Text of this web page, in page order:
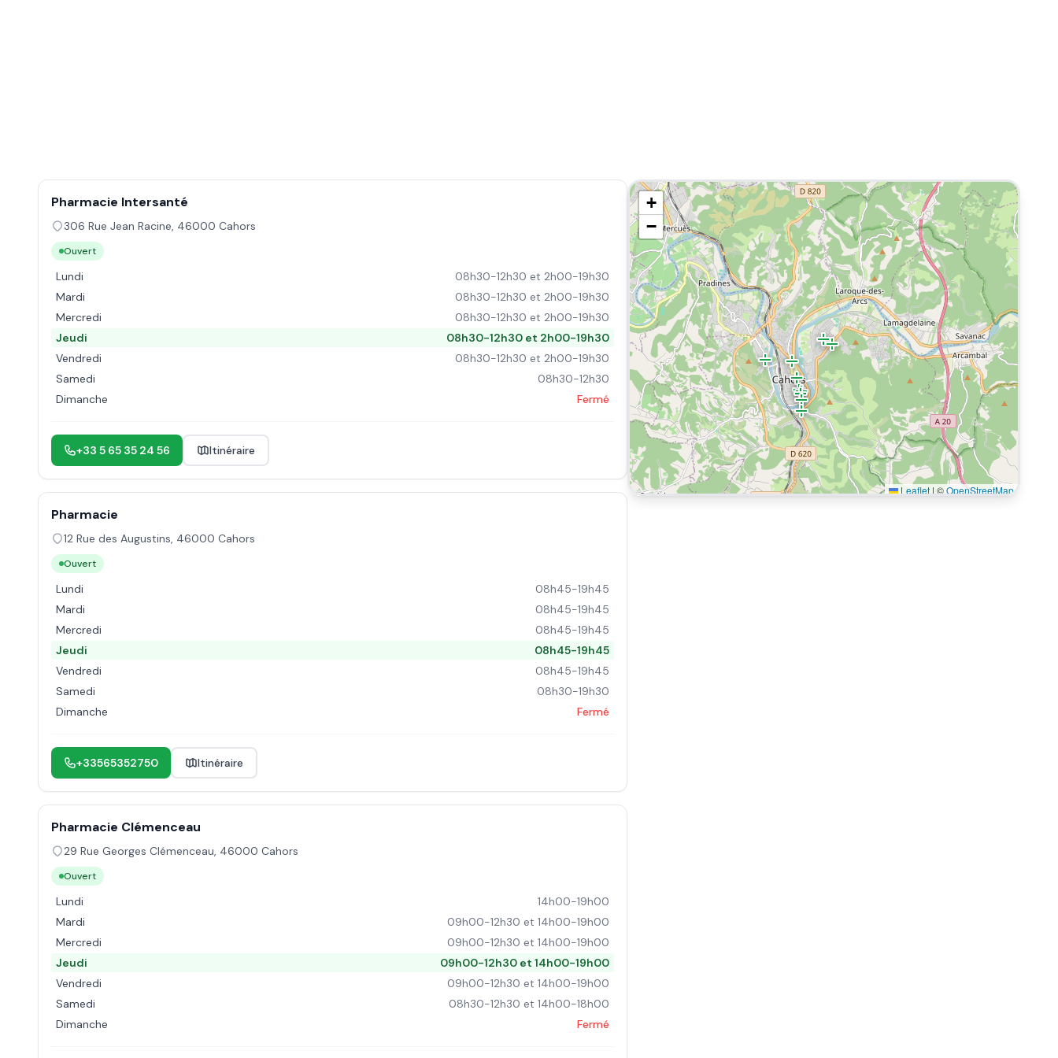
Pharmacie Intersanté
306 Rue Jean Racine, 46000 Cahors
Ouvert
Lundi
08h30-12h30 et 2h00-19h30
Mardi
08h30-12h30 et 2h00-19h30
Mercredi
08h30-12h30 et 2h00-19h30
Jeudi
08h30-12h30 et 2h00-19h30
Vendredi
08h30-12h30 et 2h00-19h30
Samedi
08h30-12h30
Dimanche
Fermé
+33 5 65 35 24 56 Itinéraire
Pharmacie
12 Rue des Augustins, 46000 Cahors
Ouvert
Lundi
08h45-19h45
Mardi
08h45-19h45
Mercredi
08h45-19h45
Jeudi
08h45-19h45
Vendredi
08h45-19h45
Samedi
08h30-19h30
Dimanche
Fermé
+33565352750 Itinéraire
Pharmacie Clémenceau
29 Rue Georges Clémenceau, 46000 Cahors
Ouvert
Lundi
14h00-19h00
Mardi
09h00-12h30 et 14h00-19h00
Mercredi
09h00-12h30 et 14h00-19h00
Jeudi
09h00-12h30 et 14h00-19h00
Vendredi
09h00-12h30 et 14h00-19h00
Samedi
08h30-12h30 et 14h00-18h00
Dimanche
Fermé
+
−
Leaflet | ©OpenStreetMap